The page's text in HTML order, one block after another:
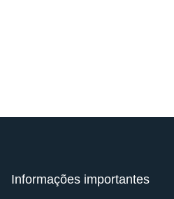
Informações importantes